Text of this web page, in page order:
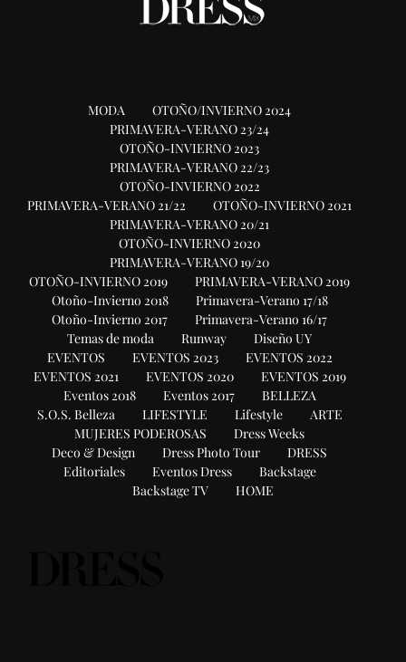
MODA
OTOÑO/INVIERNO 2024
PRIMAVERA-VERANO 23/24
OTOÑO-INVIERNO 2023
PRIMAVERA-VERANO 22/23
OTOÑO-INVIERNO 2022
PRIMAVERA-VERANO 21/22
OTOÑO-INVIERNO 2021
PRIMAVERA-VERANO 20/21
OTOÑO-INVIERNO 2020
PRIMAVERA-VERANO 19/20
OTOÑO-INVIERNO 2019
PRIMAVERA-VERANO 2019
Otoño-Invierno 2018
Primavera-Verano 17/18
Otoño-Invierno 2017
Primavera-Verano 16/17
Temas de moda
Runway
Diseño UY
EVENTOS
EVENTOS 2023
EVENTOS 2022
EVENTOS 2021
EVENTOS 2020
EVENTOS 2019
Eventos 2018
Eventos 2017
BELLEZA
S.O.S. Belleza
LIFESTYLE Lifestyle
ARTE
MUJERES PODEROSAS
Dress Weeks
Deco & Design
Dress Photo Tour
DRESS
Editoriales
Eventos Dress
Backstage
Backstage TV
HOME